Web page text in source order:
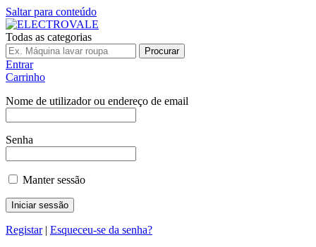
Saltar para conteúdo
Todas as categorias
Procurar
Entrar
Carrinho
Nome de utilizador ou endereço de email
Senha
Manter sessão
Registar| Esqueceu-se da senha?